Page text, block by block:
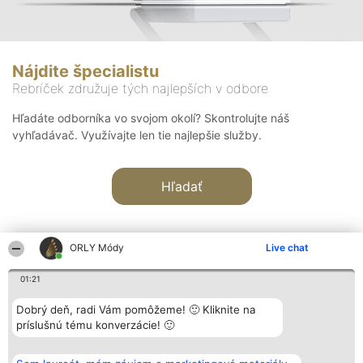
ORLY Módy Live chat
01:21
Dobrý deň, radi Vám pomôžeme! 🙂 Kliknite na
príslušnú tému konverzácie! 🙂
Nájdite špecialistu
Rebríček združuje tých najlepších v odbore
Hľadáte odborníka vo svojom okolí? Skontrolujte náš
vyhľadávač. Využívajte len tie najlepšie služby.
Hľadať
Organizátor hodnotenia
Bright Side Solutions sp. z o.
o. sp. k.
Wrocław 50-079
Hodnotenie
Laureáti
Lista
Laureatów
Kontakt
Kontakt